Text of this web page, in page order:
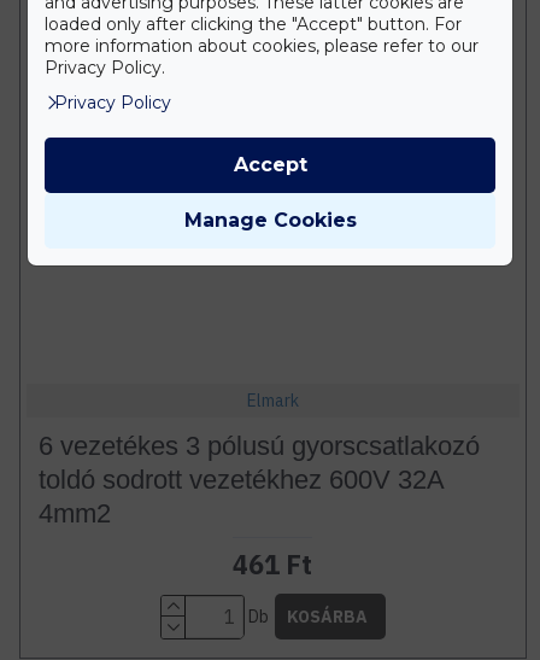
Elmark
6 vezetékes 3 pólusú gyorscsatlakozó
toldó sodrott vezetékhez 600V 32A
4mm2
461 Ft
Db KOSÁRBA
loaded only after clicking the "Accept" button. For
more information about cookies, please refer to our
Privacy Policy.
Privacy Policy
Manage Cookies
Accept